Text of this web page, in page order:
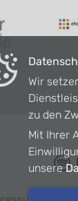
Wir
zu den
Mit Ihrer
unsere